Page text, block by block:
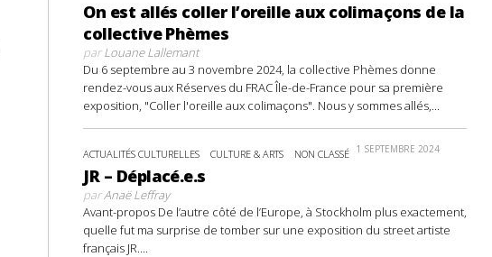
On est allés coller l’oreille aux colimaçons de la
collective Phèmes
parLouane Lallemant
Du 6 septembre au 3 novembre 2024, la collective Phèmes donne
rendez-vous aux Réserves du FRAC Île-de-France pour sa première
exposition, "Coller l'oreille aux colimaçons". Nous y sommes allés,...
ACTUALITÉS CULTURELLES CULTURE & ARTS NON CLASSÉ 1 SEPTEMBRE 2024
JR – Déplacé.e.s
parAnaë Leffray
Avant-propos De l’autre côté de l’Europe, à Stockholm plus exactement,
quelle fut ma surprise de tomber sur une exposition du street artiste
français JR....